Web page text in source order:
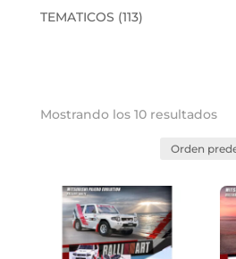
productos
TEMATICOS 113113
Mostrando los 10 resultados